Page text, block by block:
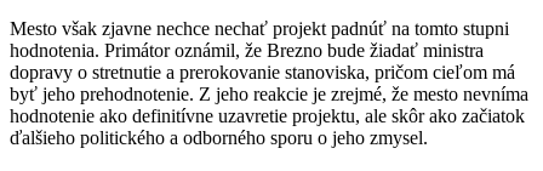
Mesto však zjavne nechce nechať projekt padnúť na tomto stupni
hodnotenia. Primátor oznámil, že Brezno bude žiadať ministra
dopravy o stretnutie a prerokovanie stanoviska, pričom cieľom má
byť jeho prehodnotenie. Z jeho reakcie je zrejmé, že mesto nevníma
hodnotenie ako definitívne uzavretie projektu, ale skôr ako začiatok
ďalšieho politického a odborného sporu o jeho zmysel.